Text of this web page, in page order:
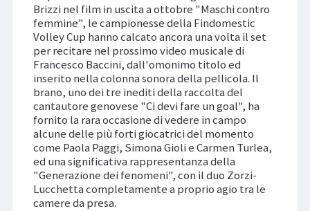
Brizzi nel film in uscita a ottobre "Maschi contro
femmine", le campionesse della Findomestic
Volley Cup hanno calcato ancora una volta il set
per recitare nel prossimo video musicale di
Francesco Baccini, dall'omonimo titolo ed
inserito nella colonna sonora della pellicola. Il
brano, uno dei tre inediti della raccolta del
cantautore genovese "Ci devi fare un goal", ha
fornito la rara occasione di vedere in campo
alcune delle più forti giocatrici del momento
come Paola Paggi, Simona Gioli e Carmen Turlea,
ed una significativa rappresentanza della
"Generazione dei fenomeni", con il duo Zorzi-
Lucchetta completamente a proprio agio tra le
camere da presa.